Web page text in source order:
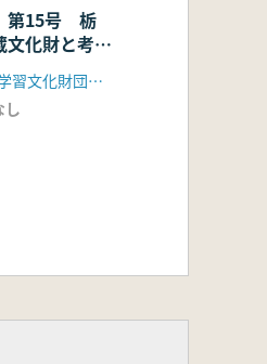
第15号 栃
文化財と考古
とちぎ生涯学習文化財団埋蔵文化財センター(栃木県文化振興事業団)
し